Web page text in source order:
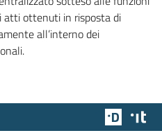
atti ottenuti in risposta di
all’interno dei
Team